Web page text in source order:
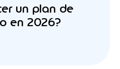
un plan de
en 2026?